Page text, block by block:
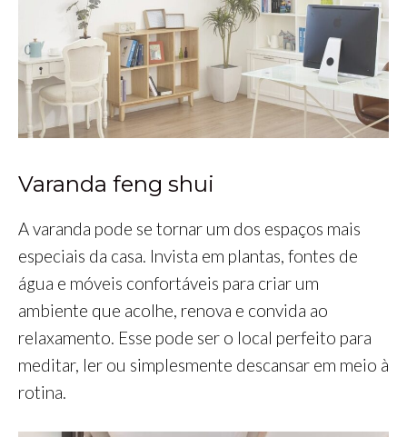
Varanda feng shui
A varanda pode se tornar um dos espaços mais
especiais da casa. Invista em plantas, fontes de
água e móveis confortáveis para criar um
ambiente que acolhe, renova e convida ao
relaxamento. Esse pode ser o local perfeito para
meditar, ler ou simplesmente descansar em meio à
rotina.